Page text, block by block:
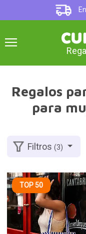
Regalos
para
Filtros(3)
TOP 50